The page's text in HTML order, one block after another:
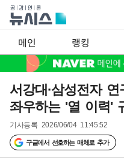
메인 랭킹
서강대·삼성전자
좌우하는 '열 이력'
기사등록 2026/06/04 11:45:52
구글에서 선호하는 매체로 추가